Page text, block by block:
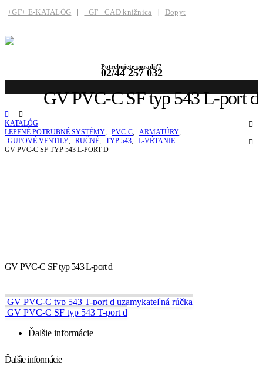
+GF+ E-KATALÓG +GF+ CAD knižnica Dopyt
Potrebujete poradiť?
02/44 257 032
GV PVC-C SF typ 543 L-port d
KATALÓG
LEPENÉ POTRUBNÉ SYSTÉMY, PVC-C, ARMATÚRY,
GUĽOVÉ VENTILY, RUČNÉ, TYP 543, L-VŔTANIE
GV PVC-C SF TYP 543 L-PORT D
GV PVC-C SF typ 543 L-port d
GV PVC-C typ 543 T-port d uzamykateľná rúčka
GV PVC-C SF typ 543 T-port d
Ďalšie informácie
Ďalšie informácie